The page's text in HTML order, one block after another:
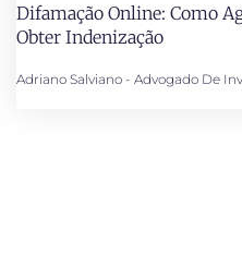
Difamação Online: Como
Obter Indenização
Adriano Salviano - Advogado De